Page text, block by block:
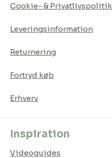
Cookie- & Privatlivspolitik
Leveringsinformation
Returnering
Fortryd køb
Erhverv
Inspiration
Videoguides